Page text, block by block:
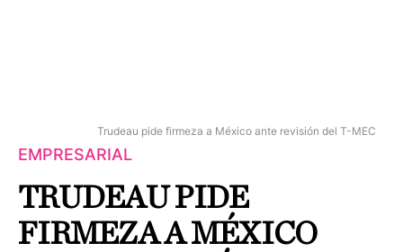
Trudeau pide firmeza a México ante revisión del T-MEC
EMPRESARIAL
TRUDEAU PIDE
FIRMEZA A MÉXICO